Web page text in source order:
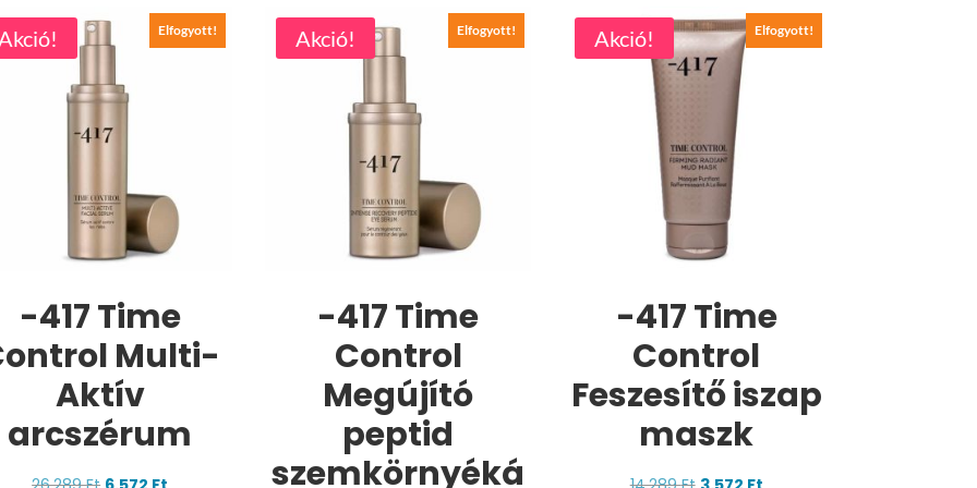
Elfogyott!
-417 Time
Multi-
Aktív
arcszérum
Akció! Elfogyott!
-417 Time
Control
Megújító
peptid
szemkörnyéká
Akció! Elfogyott!
-417 Time
Control
Feszesítő iszap
maszk